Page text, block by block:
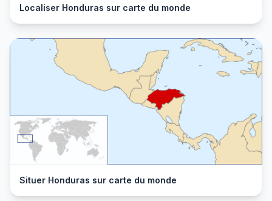
Localiser Honduras sur carte du monde
Situer Honduras sur carte du monde